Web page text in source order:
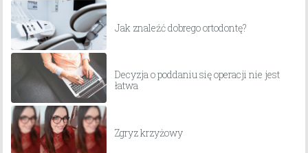
Jak znaleźć dobrego ortodontę?
Decyzja o poddaniu się operacji nie jest
łatwa
Zgryz krzyżowy